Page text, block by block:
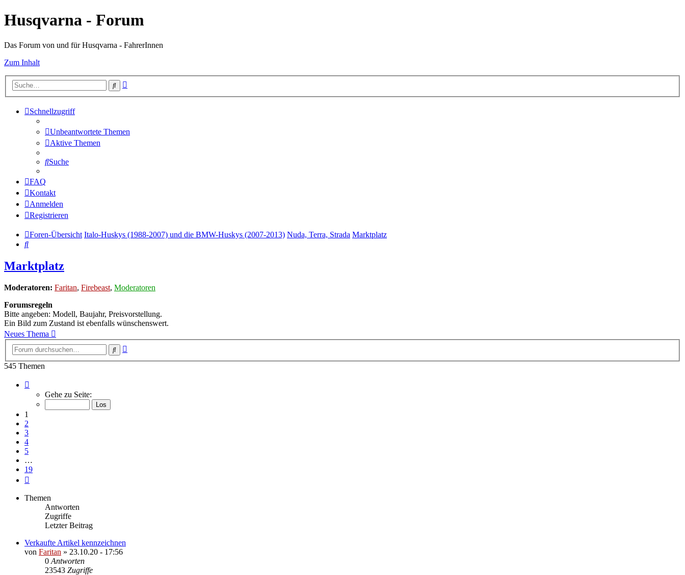
Husqvarna - Forum
Das Forum von und für Husqvarna - FahrerInnen
Zum Inhalt
Suche
Schnellzugriff
Unbeantwortete Themen
Aktive Themen
Suche
FAQ
Kontakt
Anmelden
Registrieren
Foren-Übersicht Italo-Huskys (1988-2007) und die BMW-Huskys (2007-2013) Nuda, Terra, Strada Marktplatz
Suche
Marktplatz
Moderatoren: Faritan, Firebeast, Moderatoren
Forumsregeln
Bitte angeben: Modell, Baujahr, Preisvorstellung.
Ein Bild zum Zustand ist ebenfalls wünschenswert.
Neues Thema
Suche
545 Themen
von
Gehe zu Seite:
1
2
3
4
5
…
19
Themen
Antworten
Zugriffe
Letzter Beitrag
Verkaufte Artikel kennzeichnen
von Faritan » 23.10.20 - 17:56
0 Antworten
23543 Zugriffe